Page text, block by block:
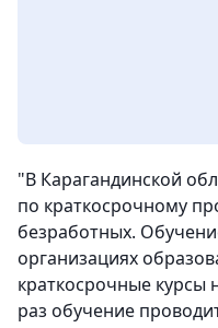
"В Карагандинской
по краткосрочному
безработных.
организациях
краткосрочные курсы
раз обучение